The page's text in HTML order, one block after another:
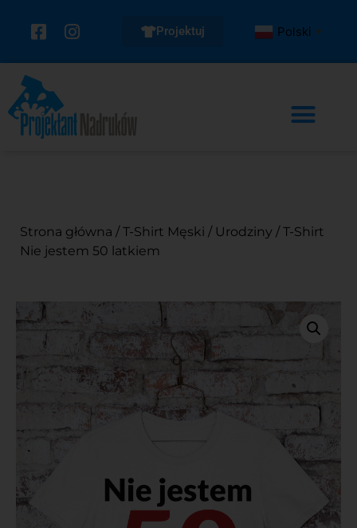
Projektuj Polski ▼
Strona główna /T-Shirt Męski / Urodziny / T-Shirt
Nie jestem 50 latkiem